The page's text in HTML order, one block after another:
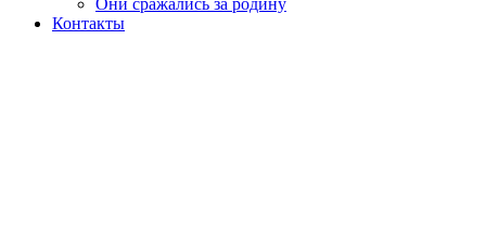
Они сражались за родину
Контакты